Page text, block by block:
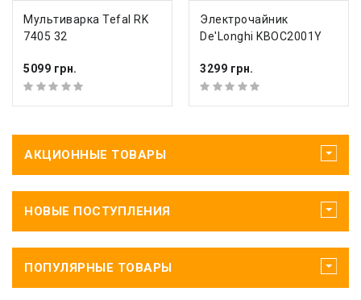
Мультиварка Tefal RK
7405 32
5099 грн.
Электрочайник
De'Longhi KBOC2001Y
3299 грн.
АКЦИОННЫЕ ТОВАРЫ
НОВЫЕ ПОСТУПЛЕНИЯ
ПОПУЛЯРНЫЕ ТОВАРЫ